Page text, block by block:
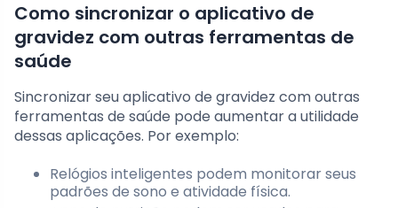
Como sincronizar o aplicativo de
gravidez com outras ferramentas de
saúde
Sincronizar seu aplicativo de gravidez com outras
ferramentas de saúde pode aumentar a utilidade
dessas aplicações. Por exemplo:
Relógios inteligentes podem monitorar seus
padrões de sono e atividade física.